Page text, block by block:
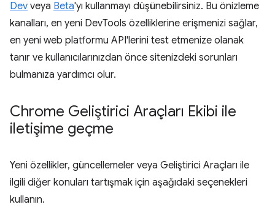
Dev veya Beta'yı kullanmayı düşünebilirsiniz. Bu önizleme
kanalları, en yeni DevTools özelliklerine erişmenizi sağlar,
en yeni web platformu API'lerini test etmenize olanak
tanır ve kullanıcılarınızdan önce sitenizdeki sorunları
bulmanıza yardımcı olur.
Chrome Geliştirici Araçları Ekibi ile
iletişime geçme
Yeni özellikler, güncellemeler veya Geliştirici Araçları ile
ilgili diğer konuları tartışmak için aşağıdaki seçenekleri
kullanın.